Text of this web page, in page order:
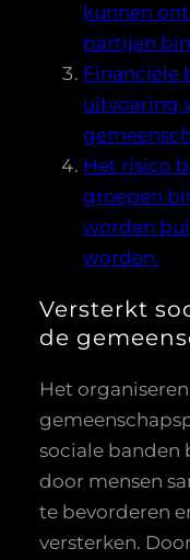
kunnen
partijen
Financiële
uitvoering
Het risico
groepen
worden
worden.
Versterkt
de
Het
sociale banden
door mensen
te bevorderen
versterken.